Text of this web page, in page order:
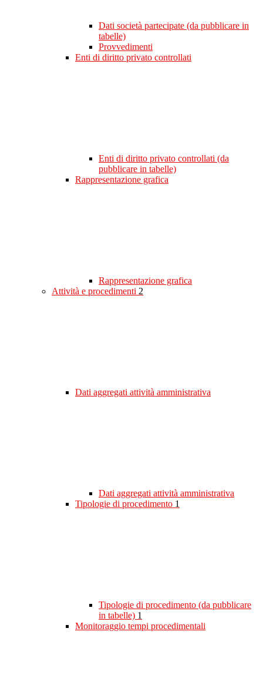
Dati società partecipate (da pubblicare in
tabelle)
Provvedimenti
Enti di diritto privato controllati
Enti di diritto privato controllati (da
pubblicare in tabelle)
Rappresentazione grafica
Rappresentazione grafica
Attività e procedimenti 2
Dati aggregati attività amministrativa
Dati aggregati attività amministrativa
Tipologie di procedimento 1
Tipologie di procedimento (da pubblicare
in tabelle) 1
Monitoraggio tempi procedimentali